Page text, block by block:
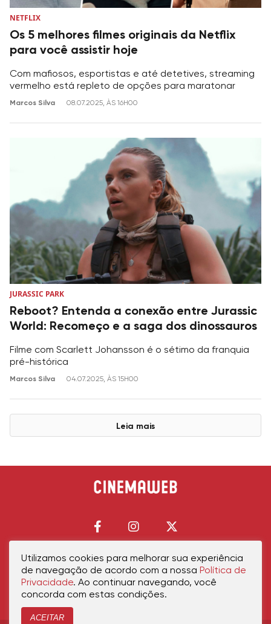
NETFLIX
Os 5 melhores filmes originais da Netflix
para você assistir hoje
Com mafiosos, esportistas e até detetives, streaming
vermelho está repleto de opções para maratonar
Marcos Silva 08.07.2025, ÀS 16H00
JURASSIC PARK
Reboot? Entenda a conexão entre Jurassic
World: Recomeço e a saga dos dinossauros
Filme com Scarlett Johansson é o sétimo da franquia
pré-histórica
Marcos Silva 04.07.2025, ÀS 15H00
Leia mais
Início Política de PrivacidadePolítica de CookiesContatoSobre Nós
Utilizamos cookies para melhorar sua experiência
de navegação de acordo com a nossa Política de
Privacidade. Ao continuar navegando, você
concorda com estas condições.
ACEITAR